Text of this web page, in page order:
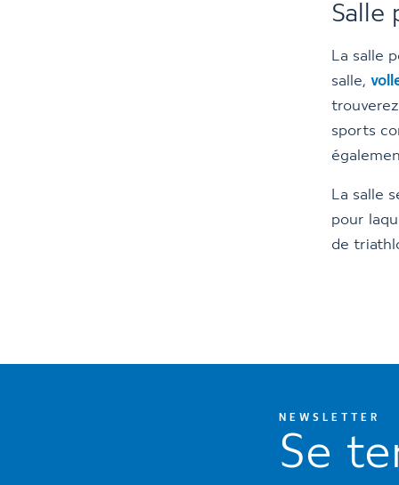
Salle
La salle
salle,
sports
La salle
pour
de
NEWSLETTER
Se